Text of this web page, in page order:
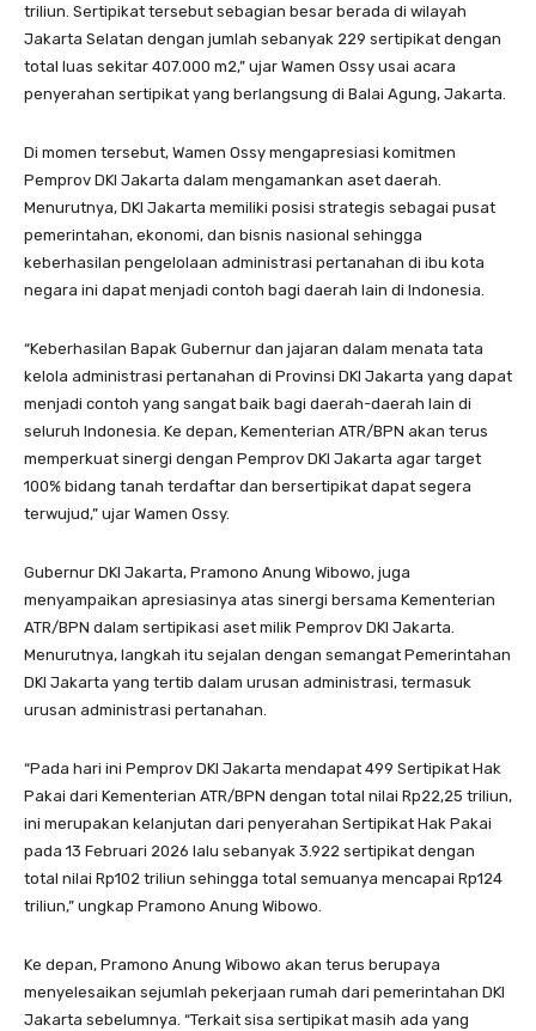
triliun. Sertipikat tersebut sebagian besar berada di wilayah
Jakarta Selatan dengan jumlah sebanyak 229 sertipikat dengan
total luas sekitar 407.000 m2,” ujar Wamen Ossy usai acara
penyerahan sertipikat yang berlangsung di Balai Agung, Jakarta.
Di momen tersebut, Wamen Ossy mengapresiasi komitmen
Pemprov DKI Jakarta dalam mengamankan aset daerah.
Menurutnya, DKI Jakarta memiliki posisi strategis sebagai pusat
pemerintahan, ekonomi, dan bisnis nasional sehingga
keberhasilan pengelolaan administrasi pertanahan di ibu kota
negara ini dapat menjadi contoh bagi daerah lain di Indonesia.
“Keberhasilan Bapak Gubernur dan jajaran dalam menata tata
kelola administrasi pertanahan di Provinsi DKI Jakarta yang dapat
menjadi contoh yang sangat baik bagi daerah-daerah lain di
seluruh Indonesia. Ke depan, Kementerian ATR/BPN akan terus
memperkuat sinergi dengan Pemprov DKI Jakarta agar target
100% bidang tanah terdaftar dan bersertipikat dapat segera
terwujud,” ujar Wamen Ossy.
Gubernur DKI Jakarta, Pramono Anung Wibowo, juga
menyampaikan apresiasinya atas sinergi bersama Kementerian
ATR/BPN dalam sertipikasi aset milik Pemprov DKI Jakarta.
Menurutnya, langkah itu sejalan dengan semangat Pemerintahan
DKI Jakarta yang tertib dalam urusan administrasi, termasuk
urusan administrasi pertanahan.
“Pada hari ini Pemprov DKI Jakarta mendapat 499 Sertipikat Hak
Pakai dari Kementerian ATR/BPN dengan total nilai Rp22,25 triliun,
ini merupakan kelanjutan dari penyerahan Sertipikat Hak Pakai
pada 13 Februari 2026 lalu sebanyak 3.922 sertipikat dengan
total nilai Rp102 triliun sehingga total semuanya mencapai Rp124
triliun,” ungkap Pramono Anung Wibowo.
Ke depan, Pramono Anung Wibowo akan terus berupaya
menyelesaikan sejumlah pekerjaan rumah dari pemerintahan DKI
Jakarta sebelumnya. “Terkait sisa sertipikat masih ada yang